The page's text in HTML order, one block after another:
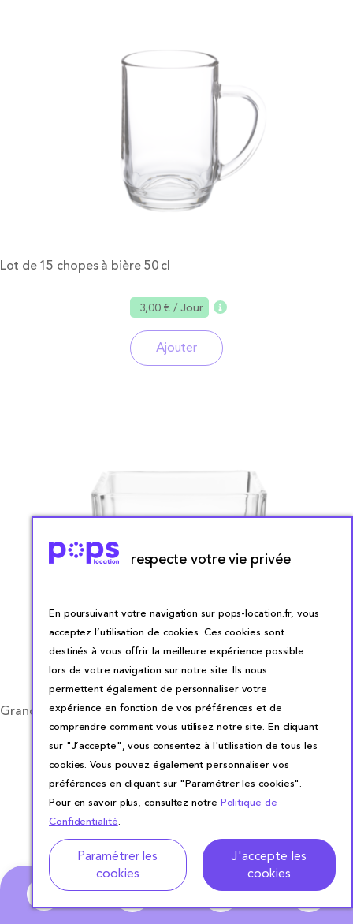
Lot de 15 chopes à bière 50 cl
3,00 €/ Jour
Ajouter
Grand cube en verre apéro 10 x 10 cm 57 cl
0,60 € / Jour
Adresse Dates de location
respecte votre vie privée
En poursuivant votre navigation sur pops-location.fr, vous
acceptez l’utilisation de cookies. Ces cookies sont
destinés à vous offrir la meilleure expérience possible
lors de votre navigation sur notre site. Ils nous
permettent également de personnaliser votre
expérience en fonction de vos préférences et de
comprendre comment vous utilisez notre site. En cliquant
sur "J’accepte", vous consentez à l'utilisation de tous les
cookies. Vous pouvez également personnaliser vos
préférences en cliquant sur "Paramétrer les cookies".
Pour en savoir plus, consultez notrePolitique de
Confidentialité.
Paramétrer les
cookies
J'accepte les
cookies